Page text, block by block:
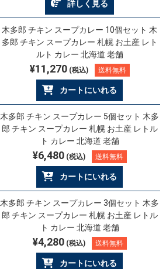
詳しく見る
木多郎 チキン スープカレー 10個セット 木
多郎 チキン スープカレー 札幌 お土産 レト
ルト カレー 北海道 老舗
¥11,270(税込) 送料無料
カートにいれる
木多郎 チキン スープカレー 5個セット 木多
郎 チキン スープカレー 札幌 お土産 レトル
ト カレー 北海道 老舗
¥6,480(税込) 送料無料
カートにいれる
木多郎 チキン スープカレー 3個セット 木多
郎 チキン スープカレー 札幌 お土産 レトル
ト カレー 北海道 老舗
¥4,280(税込) 送料無料
カートにいれる